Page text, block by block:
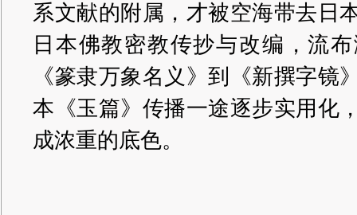
系文献的附属，才被空海带去日
日本佛教密教传抄与改编，流
《篆隶万象名义》到《新撰字镜
本《玉篇》传播一途逐步实用化
成浓重的底色。